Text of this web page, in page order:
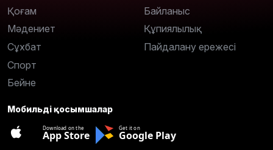
Қоғам
Мәдениет
Сұхбат
Спорт
Бейне
Байланыс
Құпиялылық
Пайдалану ережесі
Мобильді қосымшалар
Download on the
App Store
Get it on
Google Play